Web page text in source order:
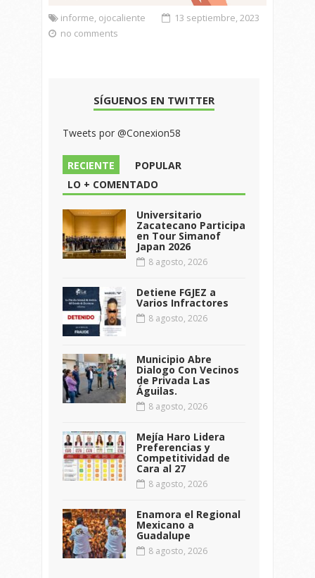
informe, ojocaliente
13 septiembre, 2023
no comments
SÍGUENOS EN TWITTER
Tweets por @Conexion58
RECIENTE
POPULAR
LO + COMENTADO
Universitario
Zacatecano Participa
en Tour Simanof
Japan 2026
8 agosto, 2026
Detiene FGJEZ a
Varios Infractores
8 agosto, 2026
Municipio Abre
Dialogo Con Vecinos
de Privada Las
Águilas.
8 agosto, 2026
Mejía Haro Lidera
Preferencias y
Competitividad de
Cara al 27
8 agosto, 2026
Enamora el Regional
Mexicano a
Guadalupe
8 agosto, 2026